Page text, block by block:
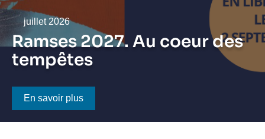
Nous soutenir
Date
juillet 2026
Ramses 2027. Au coeur des
tempêtes
Bouton CTA
En savoir plus